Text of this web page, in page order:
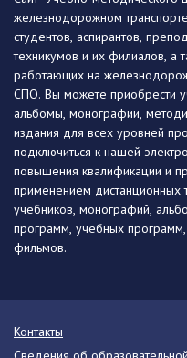
железнодорожном
студентов, аспирантов,
техникумов и их филиалов, а
работающих на
СПО. Вы можете приобрести
альбомы, монографии,
издания для всех уровней
подключиться к нашей
повышения квалификации и
применением дистанционных
учебников, монографий,
программ, учебных
фильмов.
Контакты